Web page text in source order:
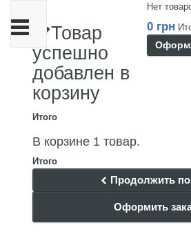
Нет
0 грн
Товар
успешно
добавлен в
корзину
Итого
В корзине 1 товар.
Итого
Продолжить
Оформить
Переключить
навигации